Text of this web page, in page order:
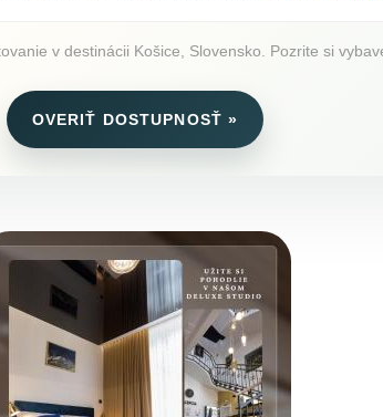
v destinácii Košice, Slovensko. Pozrite si
OVERIŤ DOSTUPNOSŤ »